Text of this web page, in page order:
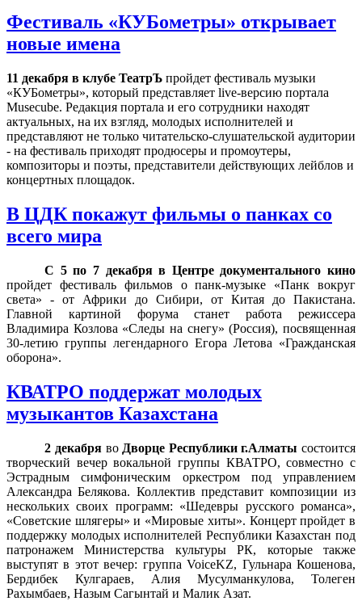
Фестиваль «КУБометры» открывает
новые имена
11 декабря в клубе ТеатрЪ пройдет фестиваль музыки
«КУБометры», который представляет live-версию портала
Мusecube. Редакция портала и его сотрудники находят
актуальных, на их взгляд, молодых исполнителей и
представляют не только читательско-слушательской аудитории
- на фестиваль приходят продюсеры и промоутеры,
композиторы и поэты, представители действующих лейблов и
концертных площадок.
В ЦДК покажут фильмы о панках со
всего мира
С 5по 7 декабряв Центре документального кино
пройдет фестиваль фильмов о панк-музыке «Панк вокруг
света» - от Африки до Сибири, от Китая до Пакистана.
Главной картиной форума станет работа режиссера
Владимира Козлова «Следы на снегу» (Россия), посвященная
30-летию группы легендарного Егора Летова «Гражданская
оборона».
КВАТРО поддержат молодых
музыкантов Казахстана
2 декабряво Дворце Республики г.Алматы состоится
творческий вечер вокальной группы КВАТРО, совместно с
Эстрадным симфоническим оркестром под управлением
Александра Белякова. Коллектив представит композиции из
нескольких своих программ: «Шедевры русского романса»,
«Советские шлягеры» и «Мировые хиты». Концерт пройдет в
поддержку молодых исполнителей Республики Казахстан под
патронажем Министерства культуры РК, которые также
выступят в этот вечер: группа VoiceKZ, Гульнара Кошенова,
Бердибек Кулгараев, Алия Мусулманкулова, Толеген
Рахымбаев, Назым Сагынтай и Малик Азат.